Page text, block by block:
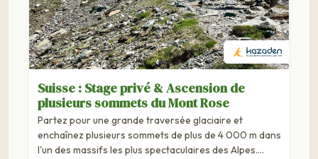
Suisse : Stage privé & Ascension de
plusieurs sommets du Mont Rose
Partez pour une grande traversée glaciaire et
enchaînez plusieurs sommets de plus de 4 000 m dans
l'un des massifs les plus spectaculaires des Alpes.